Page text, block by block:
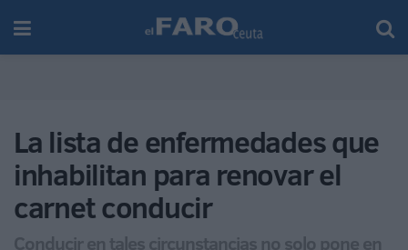
La lista de enfermedades que
inhabilitan para renovar el
carnet conducir
Conducir en tales circunstancias no solo pone en